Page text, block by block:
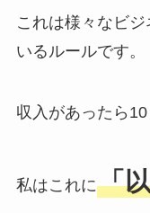
これは様々なビ
いるルールです。
収入があったら10
私はこれに「